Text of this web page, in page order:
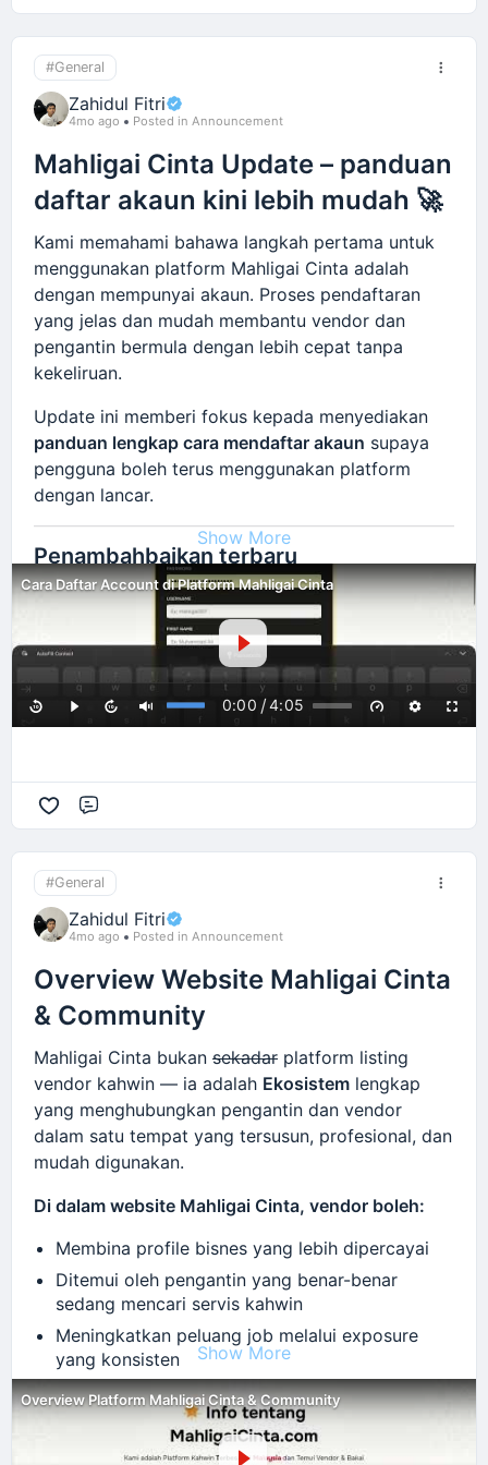
supaya bisnes anda lebih mudah ditemui oleh
pengantin yang sedang mencari vendor yang
sesuai.
#General
Zahidul Fitri
4mo ago Posted in Announcement
Mahligai Cinta Update – panduan
daftar akaun kini lebih mudah 🚀
Kami memahami bahawa langkah pertama untuk
menggunakan platform Mahligai Cinta adalah
dengan mempunyai akaun. Proses pendaftaran
yang jelas dan mudah membantu vendor dan
pengantin bermula dengan lebih cepat tanpa
kekeliruan.
Update ini memberi fokus kepada menyediakan
panduan lengkap cara mendaftar akaun supaya
pengguna boleh terus menggunakan platform
dengan lancar.
Penambahbaikan terbaru
•Panduan langkah demi langkah
Kami menyediakan penerangan yang mudah
difahami untuk membantu pengguna daftar akaun
tanpa sebarang kekeliruan.
•
Proses pendaftaran yang lebih jelas
cepat.
Selepas daftar akaun, pengguna boleh terus
menggunakan fungsi penting seperti melihat
vendor, hantar pertanyaan, dan mengurus
maklumat akaun.
•Permulaan yang lebih teratur
Dengan panduan yang betul, pengguna dapat
Cinta dengan lebih efektif dari awal.
Kami sentiasa menambah baik pengalaman
pengguna supaya platform Mahligai Cinta mudah
digunakan oleh semua peringkat pengguna.
Lebih banyak panduan akan disediakan dari
semasa ke semasa untuk membantu vendor dan
pengantin menggunakan platform dengan lebih
optimum. Nantikan 👀
Show More
Cara Daftar Account di Platform Mahligai Cinta
0:00 /4:05
#General
Zahidul Fitri
4mo ago Posted in Announcement
Overview Website Mahligai Cinta
& Community
Mahligai Cinta bukan sekadar platform listing
vendor kahwin — ia adalah Ekosistem lengkap
yang menghubungkan pengantin dan vendor
dalam satu tempat yang tersusun, profesional, dan
mudah digunakan.
Di dalam website Mahligai Cinta, vendor boleh:
Membina profile bisnes yang lebih dipercayai
Ditemui oleh pengantin yang benar-benar
sedang mencari servis kahwin
Meningkatkan peluang job melalui exposure
yang konsisten
Berhubung dengan vendor lain untuk peluang
collaboration
Melalui Community Mahligai Cinta, vendor dapat:
Show More
Overview Platform Mahligai Cinta & Community